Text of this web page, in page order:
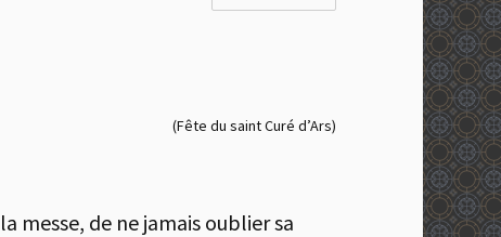
(Fête du saint Curé d’Ars)
messe, de ne jamais oublier sa